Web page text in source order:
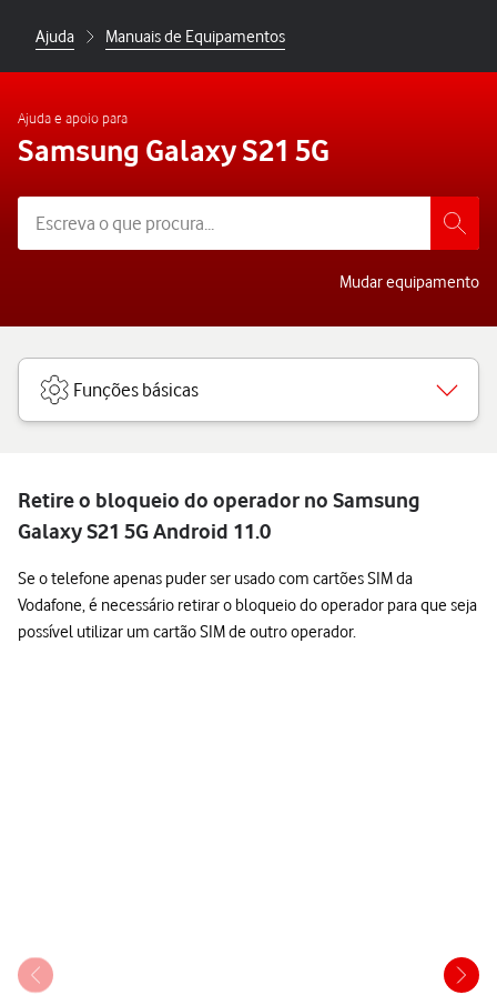
Ajuda Manuais de Equipamentos
Ajuda e apoio para
Samsung Galaxy S21 5G
Mudar equipamento
Funções básicas
Retire o bloqueio do operador no Samsung
Galaxy S21 5G Android 11.0
Se o telefone apenas puder ser usado com cartões SIM da
Vodafone, é necessário retirar o bloqueio do operador para que seja
possível utilizar um cartão SIM de outro operador.